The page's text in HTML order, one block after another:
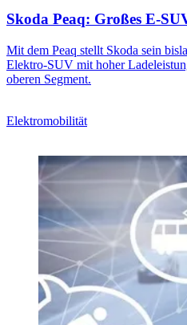
Skoda Peaq: Großes
Mit dem Peaq stellt Skoda sein
Elektro‑SUV mit hoher
oberen Segment.
Elektromobilität